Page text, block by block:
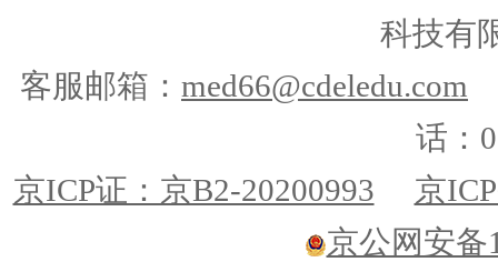
科技有
客服邮箱： med66@cdeledu.com
话：
京ICP证：京B2-20200993
京
京公网安备